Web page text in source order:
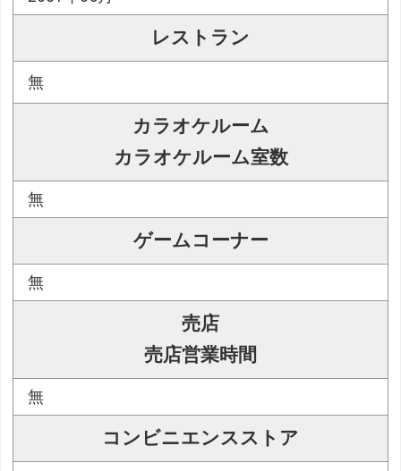
レストラン
無
カラオケルーム
カラオケルーム室数
無
ゲームコーナー
無
売店
売店営業時間
無
コンビニエンスストア